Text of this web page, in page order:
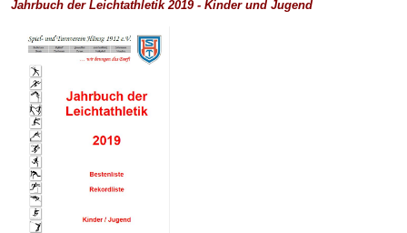
Jahrbuch der Leichtathletik 2019 - Kinder und Jugend